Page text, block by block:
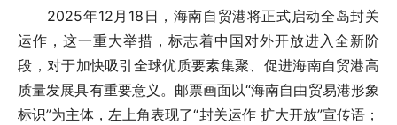
2025年12月18日，海南自贸港将正式启动全岛封关
运作，这一重大举措，标志着中国对外开放进入全新阶
段，对于加快吸引全球优质要素集聚、促进海南自贸港高
质量发展具有重要意义。邮票画面以“海南自由贸易港形象
标识”为主体，左上角表现了“封关运作 扩大开放”宣传语；